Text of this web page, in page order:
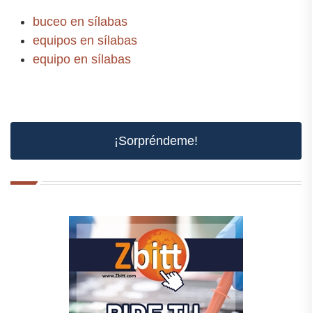
buceo en sílabas
equipos en sílabas
equipo en sílabas
¡Sorpréndeme!